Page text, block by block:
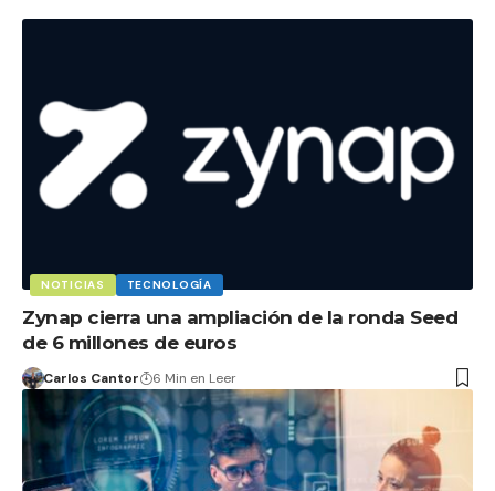
NOTICIAS TECNOLOGÍA
Zynap cierra una ampliación de la ronda Seed
de 6 millones de euros
Carlos Cantor 6 Min en Leer